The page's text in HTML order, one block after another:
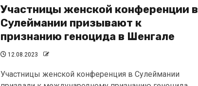
Участницы женской конференции в
Сулеймании призывают к
признанию геноцида в Шенгале
12.08.2023
Участницы женской конференция в Сулеймании